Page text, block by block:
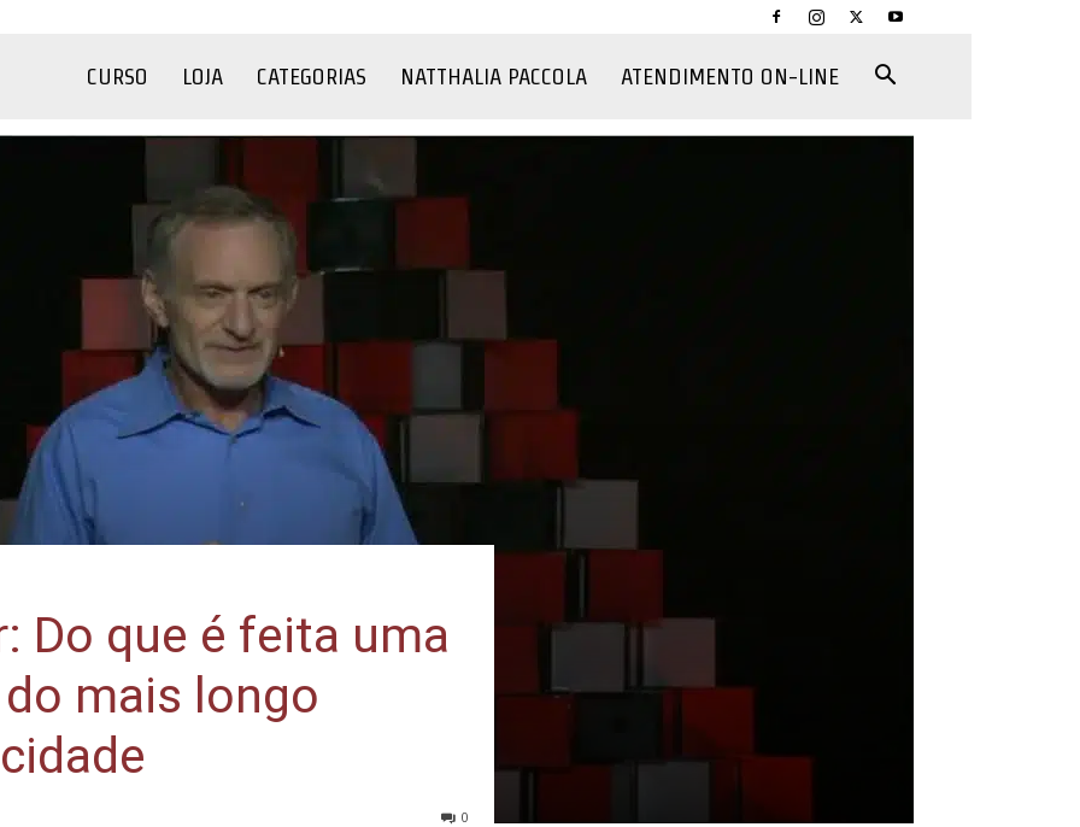
CURSO LOJA CATEGORIAS NATTHALIA PACCOLA ATENDIMENTO ON-LINE
Do que é feita uma
mais longo
0